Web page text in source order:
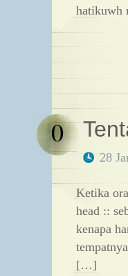
hatikuwh
28
0
Ketika
head ::
kenapa
[…]